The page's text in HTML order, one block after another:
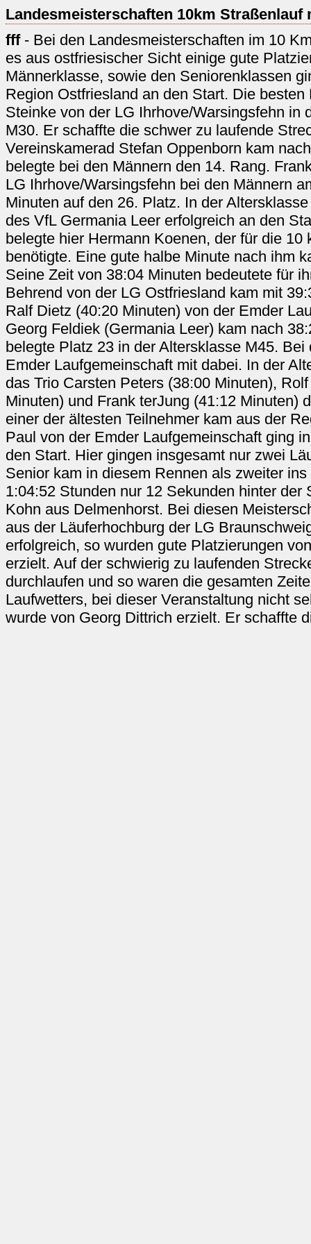
Landesmeisterschaften 10km Straßenlauf
fff- Bei den Landesmeisterschaften im 10
es aus ostfriesischer Sicht einige gute
Männerklasse, sowie den Seniorenklassen
Region Ostfriesland an den Start. Die
Steinke von der LG Ihrhove/Warsingsfehn in
M30. Er schaffte die schwer zu laufende
Vereinskamerad Stefan Oppenborn kam
belegte bei den Männern den 14. Rang.
LG Ihrhove/Warsingsfehn bei den Männern
Minuten auf den 26. Platz. In der
des VfL Germania Leer erfolgreich an den
belegte hier Hermann Koenen, der für die 10
benötigte. Eine gute halbe Minute nach ihm
Seine Zeit von 38:04 Minuten bedeutete für
Behrend von der LG Ostfriesland kam mit
Ralf Dietz (40:20 Minuten) von der Emder
Georg Feldiek (Germania Leer) kam nach
belegte Platz 23 in der Altersklasse M45.
Emder Laufgemeinschaft mit dabei. In der
das Trio Carsten Peters (38:00 Minuten),
Minuten) und Frank terJung (41:12 Minuten)
einer der ältesten Teilnehmer kam aus der
Paul von der Emder Laufgemeinschaft ging
den Start. Hier gingen insgesamt nur zwei
Senior kam in diesem Rennen als zweiter
1:04:52 Stunden nur 12 Sekunden hinter der
Kohn aus Delmenhorst. Bei diesen
aus der Läuferhochburg der LG
erfolgreich, so wurden gute Platzierungen
erzielt. Auf der schwierig zu laufenden
durchlaufen und so waren die gesamten
Laufwetters, bei dieser Veranstaltung nicht
wurde von Georg Dittrich erzielt. Er schaffte